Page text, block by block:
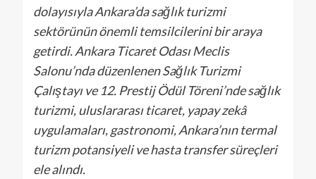
dolayısıyla Ankara’da sağlık turizmi
sektörünün önemli temsilcilerini bir araya
getirdi. Ankara Ticaret Odası Meclis
Salonu’nda düzenlenen Sağlık Turizmi
Çalıştayı ve 12. Prestij Ödül Töreni’nde sağlık
turizmi, uluslararası ticaret, yapay zekâ
uygulamaları, gastronomi, Ankara’nın termal
turizm potansiyeli ve hasta transfer süreçleri
ele alındı.